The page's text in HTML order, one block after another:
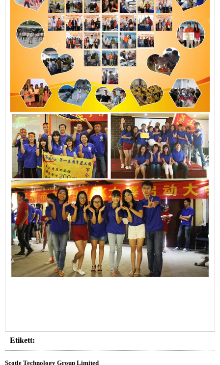
Etikett:
Scotle Technology Group Limited